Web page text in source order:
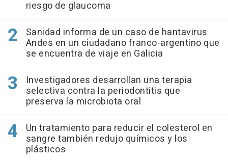
riesgo de glaucoma
Sanidad informa de un caso de hantavirus
Andes en un ciudadano franco-argentino que
se encuentra de viaje en Galicia
Investigadores desarrollan una terapia
selectiva contra la periodontitis que
preserva la microbiota oral
Un tratamiento para reducir el colesterol en
sangre también redujo químicos y los
plásticos